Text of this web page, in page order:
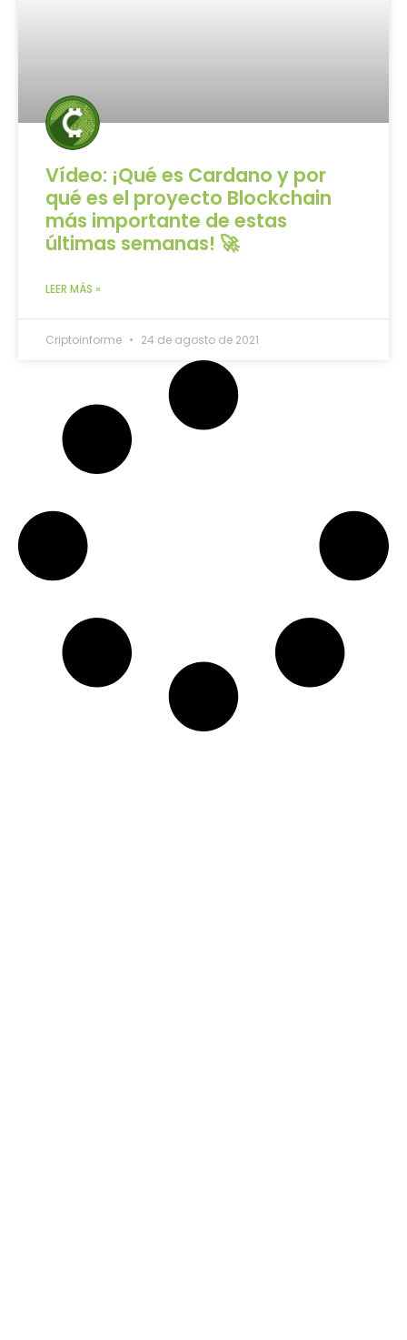
Vídeo: ¡Qué es Cardano y por
qué es el proyecto Blockchain
más importante de estas
últimas semanas! 🚀
LEER MÁS »
Criptoinforme 24 de agosto de 2021